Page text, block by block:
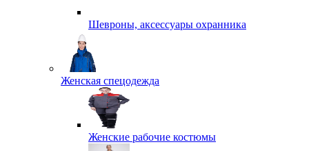
Шевроны, аксессуары охранника
Женская спецодежда
Женские рабочие костюмы